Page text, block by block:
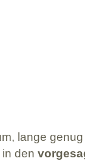
lange
den